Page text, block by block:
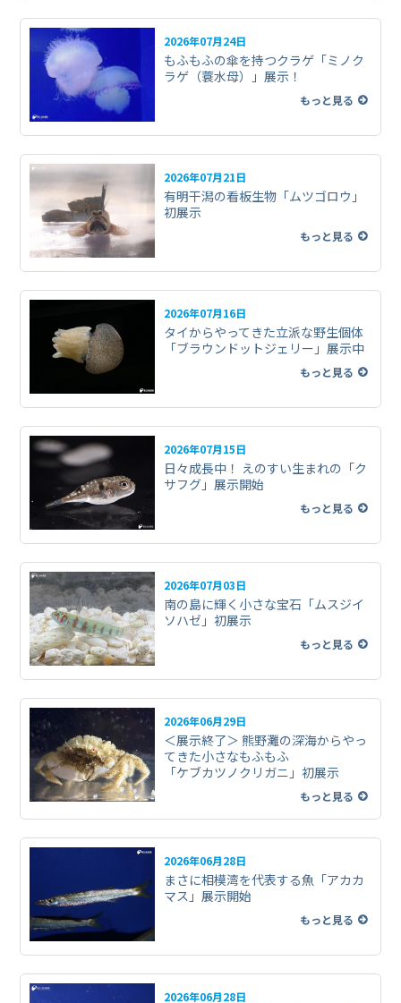
2026年07月24日
もふもふの傘を持つクラゲ「ミノク
ラゲ（蓑水母）」展示！
もっと見る
2026年07月21日
有明干潟の看板生物「ムツゴロウ」
初展示
もっと見る
2026年07月16日
タイからやってきた立派な野生個体
「ブラウンドットジェリー」展示中
もっと見る
2026年07月15日
日々成長中！ えのすい生まれの「ク
サフグ」展示開始
もっと見る
2026年07月03日
南の島に輝く小さな宝石「ムスジイ
ソハゼ」初展示
もっと見る
2026年06月29日
＜展示終了＞ 熊野灘の深海からやっ
てきた小さなもふもふ
「ケブカツノクリガニ」初展示
もっと見る
2026年06月28日
まさに相模湾を代表する魚「アカカ
マス」展示開始
もっと見る
2026年06月28日